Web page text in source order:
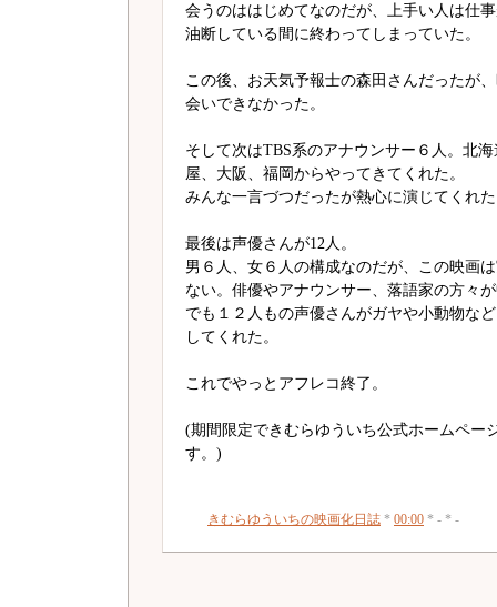
会うのははじめてなのだが、上手い人は仕
油断している間に終わってしまっていた。
この後、お天気予報士の森田さんだったが
会いできなかった。
そして次はTBS系のアナウンサー６人。北
屋、大阪、福岡からやってきてくれた。
みんな一言づつだったが熱心に演じてくれ
最後は声優さんが12人。
男６人、女６人の構成なのだが、この映画
ない。俳優やアナウンサー、落語家の方々
でも１２人もの声優さんがガヤや小動物な
してくれた。
これでやっとアフレコ終了。
(期間限定できむらゆういち公式ホームペー
す。)
きむらゆういちの映画化日誌 * 00:00 * - * -